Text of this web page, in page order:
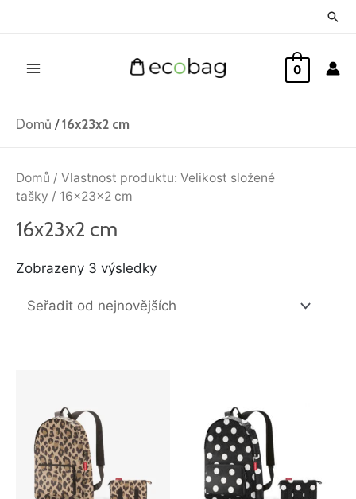
0
Domů /16x23x2 cm
Domů / Vlastnost produktu: Velikost složené
tašky / 16x23x2 cm
16x23x2 cm
Zobrazeny 3 výsledky
nejnovějších